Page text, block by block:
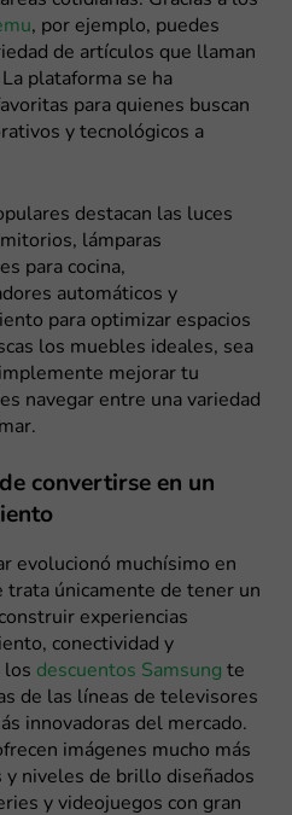
, por ejemplo, puedes
de artículos que llaman
plataforma se ha
para quienes buscan
y tecnológicos a
destacan las luces
lámparas
para cocina,
automáticos y
para optimizar espacios
los muebles ideales, sea
mejorar tu
navegar entre una variedad
convertirse en un
evolucionó muchísimo en
trata únicamente de tener un
experiencias
conectividad y
los descuentos Samsung te
de las líneas de televisores
innovadoras del mercado.
imágenes mucho más
y niveles de brillo diseñados
y videojuegos con gran